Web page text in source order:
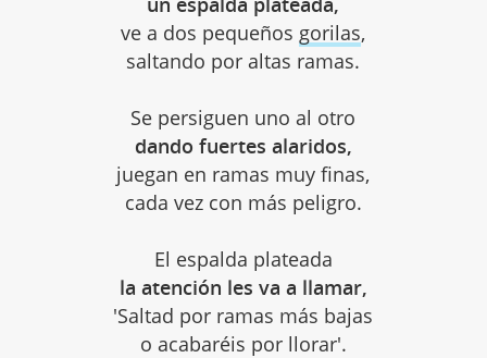
ve a dos pequeños gorilas,
saltando por altas ramas.
Se persiguen uno al otro
dando fuertes alaridos,
juegan en ramas muy finas,
cada vez con más peligro.
El espalda plateada
la atención les va a llamar,
'Saltad por ramas más bajas
o acabaréis por llorar'.